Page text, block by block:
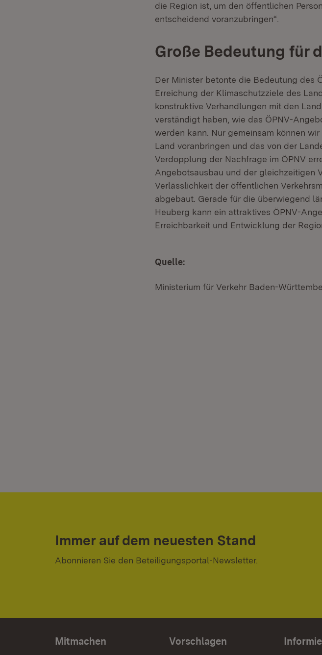
die Region ist, um den öffentlichen
entscheidend voranzubringen“.
Große Bedeutung für
Der Minister betonte die Bedeutung des
Erreichung der Klimaschutzziele des
konstruktive Verhandlungen mit den
verständigt haben, wie das ÖPNV-
werden kann. Nur gemeinsam können
Land voranbringen und das von der
Verdopplung der Nachfrage im ÖPNV
Angebotsausbau und der gleichzeitigen
Verlässlichkeit der öffentlichen
abgebaut. Gerade für die überwiegend
Heuberg kann ein attraktives ÖPNV-
Erreichbarkeit und Entwicklung der
Quelle:
Ministerium für Verkehr Baden-
Immer auf dem neuesten Stand
Abonnieren Sie den Beteiligungsportal-Newsletter.
Mitmachen Vorschlagen